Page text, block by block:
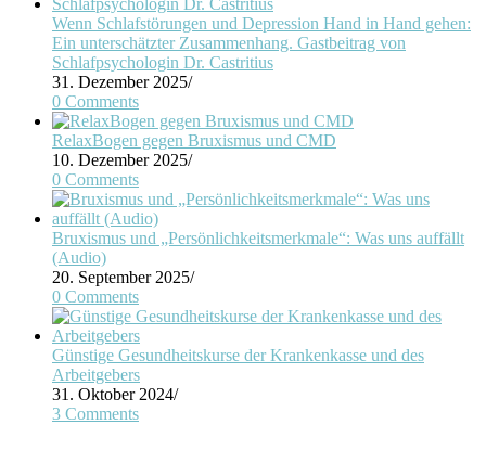
Wenn Schlafstörungen und Depression Hand in Hand gehen:
Ein unterschätzter Zusammenhang. Gastbeitrag von
Schlafpsychologin Dr. Castritius
31. Dezember 2025/
0 Comments
RelaxBogen gegen Bruxismus und CMD
10. Dezember 2025/
0 Comments
Bruxismus und „Persönlichkeitsmerkmale“: Was uns auffällt
(Audio)
20. September 2025/
0 Comments
Günstige Gesundheitskurse der Krankenkasse und des
Arbeitgebers
31. Oktober 2024/
3 Comments